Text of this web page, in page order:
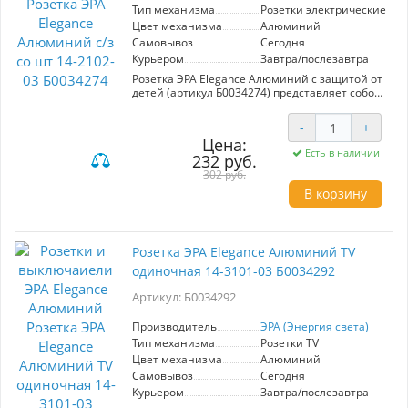
сочетании качества и стиля с выключателем
ЭРА Elegance!
Тип механизма
Розетки электрические
Цвет механизма
Алюминий
Самовывоз
Сегодня
Курьером
Завтра/послезавтра
Розетка ЭРА Elegance Алюминий с защитой от
детей (артикул Б0034274) представляет собой
интерьера. Изготовленная из
высококачественного алюминия, она
отличается долговечностью и современным
дизайном, что делает её идеальным
дополнением к любому помещению. Функция
защиты от детей обеспечивает
дополнительную безопасность, предотвращая
устанавливается и совместима с
коробок, что значительно упрощает процесс
монтажа. ЭРА Elegance не только привносит
элегантность в ваш дом, но и обеспечивает
надежность в использовании. Выбор этой
и функциональности, что делает её отличным
выбором для современных интерьеров.
Цена:
232 руб.
302 руб.
- +
Есть в наличии
В корзину
Розетка ЭРА Elegance Алюминий TV
одиночная 14-3101-03 Б0034292
Артикул: Б0034292
Производитель
ЭРА (Энергия света)
Тип механизма
Розетки TV
Цвет механизма
Алюминий
Самовывоз
Сегодня
Курьером
Завтра/послезавтра